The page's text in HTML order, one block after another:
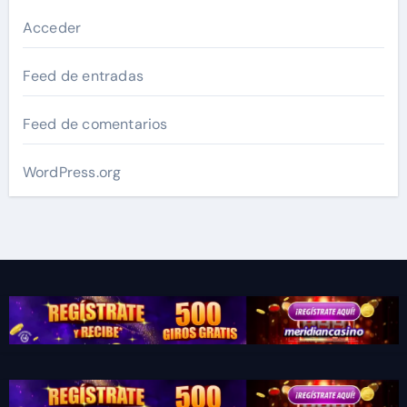
Acceder
Feed de entradas
Feed de comentarios
WordPress.org